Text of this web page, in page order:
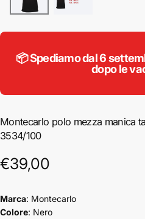
📦 Spediamo dal 6
dopo le
Montecarlo polo mezza manica
3534/100
€39,00
Prezzo
€39,00
Marca: Montecarlo
Colore: Nero